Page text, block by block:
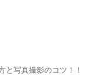
と写真撮影のコツ！！